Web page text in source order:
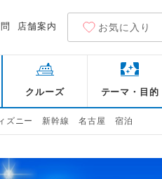
店舗案内 お気に入り
クルーズ テーマ・目的
ズニー 新幹線 名古屋 宿泊